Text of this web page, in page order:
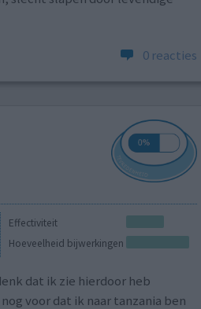
0 reacties
Effectiviteit
Hoeveelheid bijwerkingen
dat ik zie hierdoor heb
voor dat ik naar tanzania ben